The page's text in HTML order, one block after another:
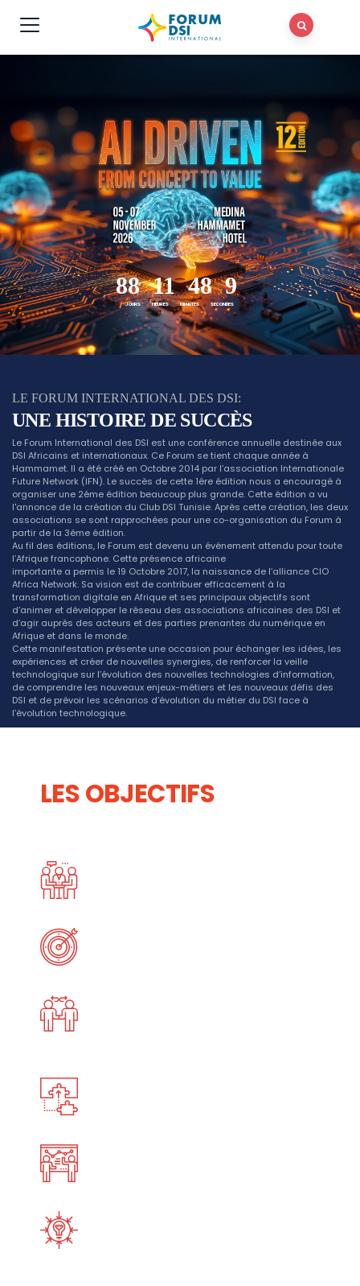
88 11 48 9
JOURS HEURES MINUTES SECONDES
LE FORUM INTERNATIONAL DES DSI:
UNE HISTOIRE DE SUCCÈS
Le Forum International des DSI est une conférence annuelle destinée aux
DSI Africains et internationaux. Ce Forum se tient chaque année à
Hammamet. Il a été créé en Octobre 2014 par l’association Internationale
Future Network (IFN). Le succès de cette 1ére édition nous a encouragé à
organiser une 2éme édition beaucoup plus grande. Cette édition a vu
l'annonce de la création du Club DSI Tunisie. Après cette création, les deux
associations se sont rapprochées pour une co-organisation du Forum à
partir de la 3éme édition.
Au fil des éditions, le Forum est devenu un événement attendu pour toute
l’Afrique francophone. Cette présence africaine
importante a permis le 19 Octobre 2017, la naissance de l’alliance CIO
Africa Network. Sa vision est de contribuer efficacement à la
transformation digitale en Afrique et ses principaux objectifs sont
d’animer et développer le réseau des associations africaines des DSI et
d’agir auprès des acteurs et des parties prenantes du numérique en
Afrique et dans le monde.
Cette manifestation présente une occasion pour échanger les idées, les
expériences et créer de nouvelles synergies, de renforcer la veille
technologique sur l’évolution des nouvelles technologies d’information,
de comprendre les nouveaux enjeux-métiers et les nouveaux défis des
DSI et de prévoir les scénarios d’évolution du métier du DSI face à
l’évolution technologique.
LES OBJECTIFS